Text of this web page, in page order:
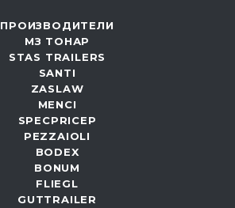
ПРОИЗВОДИТЕЛИ
МЗ ТОНАР
STAS TRAILERS
SANTI
ZASLAW
MENCI
SPECPRICEP
PEZZAIOLI
BODEX
BONUM
FLIEGL
GUTTRAILER